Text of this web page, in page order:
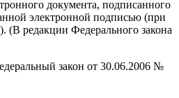
документа, подписанного
электронной подписью (при
(В редакции Федерального закона
закон от 30.06.2006 №